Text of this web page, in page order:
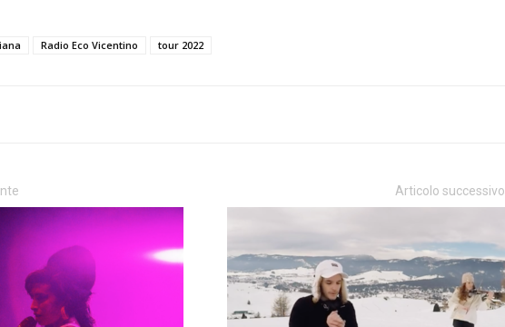
Radio Eco Vicentino tour 2022
Articolo successivo